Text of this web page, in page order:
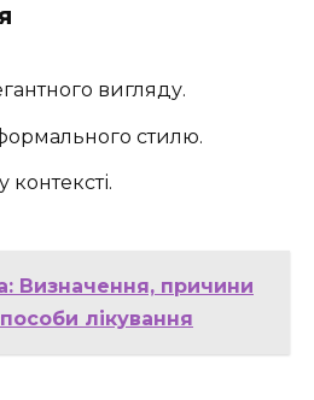
вигляду.
стилю.
контексті.
Визначення, причини
лікування